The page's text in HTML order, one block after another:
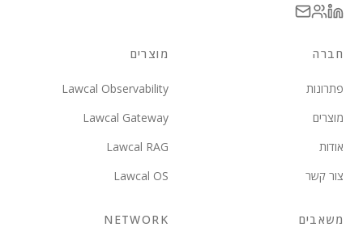
חברה
פתרונות
מוצרים
אודות
צור קשר
מוצרים
Lawcal Observability
Lawcal Gateway
Lawcal RAG
Lawcal OS
משאבים NETWORK